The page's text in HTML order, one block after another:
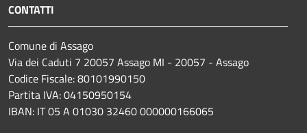
CONTATTI
Comune di Assago
Via dei Caduti 7 20057 Assago MI - 20057 - Assago
Codice Fiscale: 80101990150
Partita IVA: 04150950154
IBAN: IT 05 A 01030 32460 000000166065